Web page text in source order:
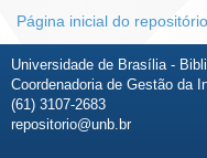
Página inicial do repositório
Universidade de Brasília -
Coordenadoria de Gestão da
(61) 3107-2683
repositorio@unb.br